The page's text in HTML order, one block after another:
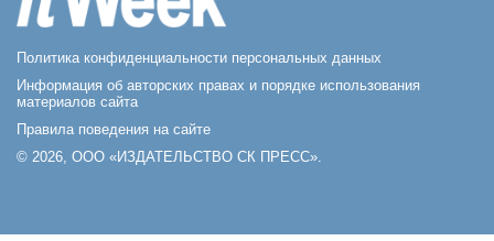
Политика конфиденциальности персональных данных
Информация об авторских правах и порядке использования
материалов сайта
Правила поведения на сайте
© 2026, ООО «ИЗДАТЕЛЬСТВО СК ПРЕСС».